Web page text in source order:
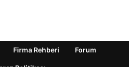
Firma Rehberi Forum